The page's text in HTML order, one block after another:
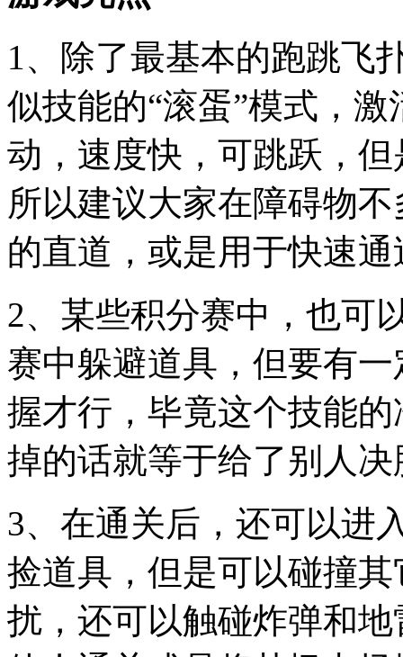
1、除了最基本的跑跳飞
似技能的“滚蛋”模式，
动，速度快，可跳跃，
所以建议大家在障碍物
的直道，或是用于快速
2、某些积分赛中，也可
赛中躲避道具，但要有
握才行，毕竟这个技能
掉的话就等于给了别人
3、在通关后，还可以进
捡道具，但是可以碰撞
扰，还可以触碰炸弹和